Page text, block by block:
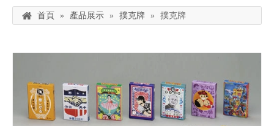
首頁 » 產品展示 » 撲克牌 » 撲克牌